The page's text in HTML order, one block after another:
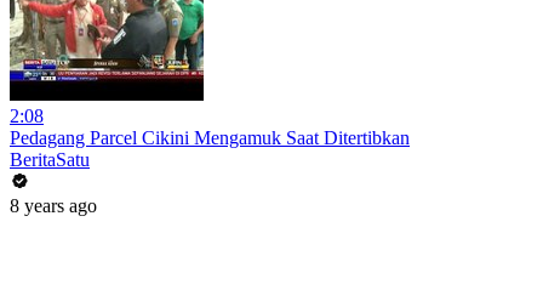
2:08
Pedagang Parcel Cikini Mengamuk Saat Ditertibkan
BeritaSatu
8 years ago